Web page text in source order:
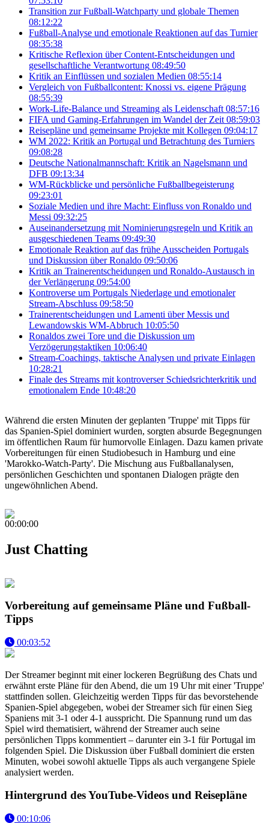
Transition zur Fußball-Watchparty und globale Themen
08:12:22
Fußball-Analyse und emotionale Reaktionen auf das Turnier
08:35:38
Kritische Reflexion über Content-Entscheidungen und
gesellschaftliche Verantwortung 08:49:50
Kritik an Einflüssen und sozialen Medien 08:55:14
Vergleich von Fußballcontent: Knossi vs. eigene Prägung
08:55:39
Work-Life-Balance und Streaming als Leidenschaft 08:57:16
FIFA und Gaming-Erfahrungen im Wandel der Zeit 08:59:03
Reisepläne und gemeinsame Projekte mit Kollegen 09:04:17
WM 2022: Kritik an Portugal und Betrachtung des Turniers
09:08:28
Deutsche Nationalmannschaft: Kritik an Nagelsmann und
DFB 09:13:34
WM-Rückblicke und persönliche Fußballbegeisterung
09:23:01
Soziale Medien und ihre Macht: Einfluss von Ronaldo und
Messi 09:32:25
Auseinandersetzung mit Nominierungsregeln und Kritik an
ausgeschiedenen Teams 09:49:30
Emotionale Reaktion auf das frühe Ausscheiden Portugals
und Diskussion über Ronaldo 09:50:06
Kritik an Trainerentscheidungen und Ronaldo-Austausch in
der Verlängerung 09:54:00
Kontroverse um Portugals Niederlage und emotionaler
Stream-Abschluss 09:58:50
Trainerentscheidungen und Lamenti über Messis und
Lewandowskis WM-Abbruch 10:05:50
Ronaldos zwei Tore und die Diskussion um
Verzögerungstaktiken 10:06:40
Stream-Coachings, taktische Analysen und private Einlagen
10:28:21
Finale des Streams mit kontroverser Schiedsrichterkritik und
emotionalem Ende 10:48:20
Während die ersten Minuten der geplanten 'Truppe' mit Tipps für
das Spanien-Spiel dominiert wurden, sorgten absurde Begegnungen
im öffentlichen Raum für humorvolle Einlagen. Dazu kamen private
Vorbereitungen für einen Studiobesuch in Hamburg und eine
'Marokko-Watch-Party'. Die Mischung aus Fußballanalysen,
persönlichen Geschichten und spontanen Dialogen prägte den
ungewöhnlichen Abend.
00:00:00
Just Chatting
Vorbereitung auf gemeinsame Pläne und Fußball-
Tipps
00:03:52
Der Streamer beginnt mit einer lockeren Begrüßung des Chats und
erwähnt erste Pläne für den Abend, die um 19 Uhr mit einer 'Truppe'
stattfinden sollen. Gleichzeitig werden Tipps für das bevorstehende
Spanien-Spiel abgegeben, wobei der Streamer sich für einen Sieg
Spaniens mit 3-1 oder 4-1 ausspricht. Die Spannung rund um das
Spiel wird thematisiert, während der Streamer auch seine
persönlichen Tipps kommentiert – darunter ein 3-1 für Portugal im
folgenden Spiel. Die Diskussion über Fußball dominiert die ersten
Minuten, wobei sowohl aktuelle Tipps als auch vergangene Spiele
analysiert werden.
Hintergrund des YouTube-Videos und Reisepläne
00:10:06